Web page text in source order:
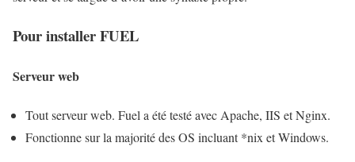
Pour installer FUEL
Serveur web
Tout serveur web. Fuel a été testé avec Apache, IIS et Nginx.
Fonctionne sur la majorité des OS incluant *nix et Windows.